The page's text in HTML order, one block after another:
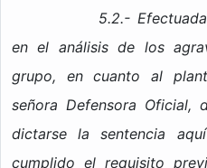
5.2.-
en el análisis de los
grupo, en cuanto al
señora Defensora Oficial,
dictarse la sentencia
cumplido el requisito